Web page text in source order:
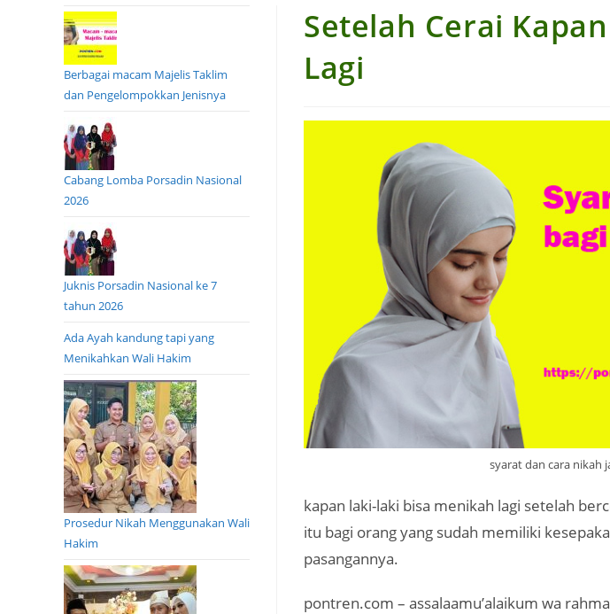
Setelah Cerai
Lagi
syarat dan cara nikah
kapan laki-laki bisa menikah lagi setelah
itu bagi orang yang sudah memiliki
pasangannya.
pontren.com – assalaamu’alaikum wa
Berbagai macam Majelis Taklim
dan Pengelompokkan Jenisnya
Cabang Lomba Porsadin Nasional
2026
Juknis Porsadin Nasional ke 7
tahun 2026
Ada Ayah kandung tapi yang
Menikahkan Wali Hakim
Prosedur Nikah Menggunakan Wali
Hakim